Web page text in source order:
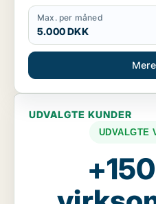
Max. per måned
5.000 DKK
UDVALGTE KUNDER
UDVALGTE